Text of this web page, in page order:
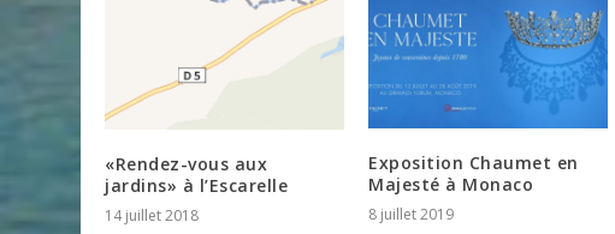
«Rendez-vous aux
jardins» à l’Escarelle
14 juillet 2018
Exposition Chaumet en
Majesté à Monaco
8 juillet 2019